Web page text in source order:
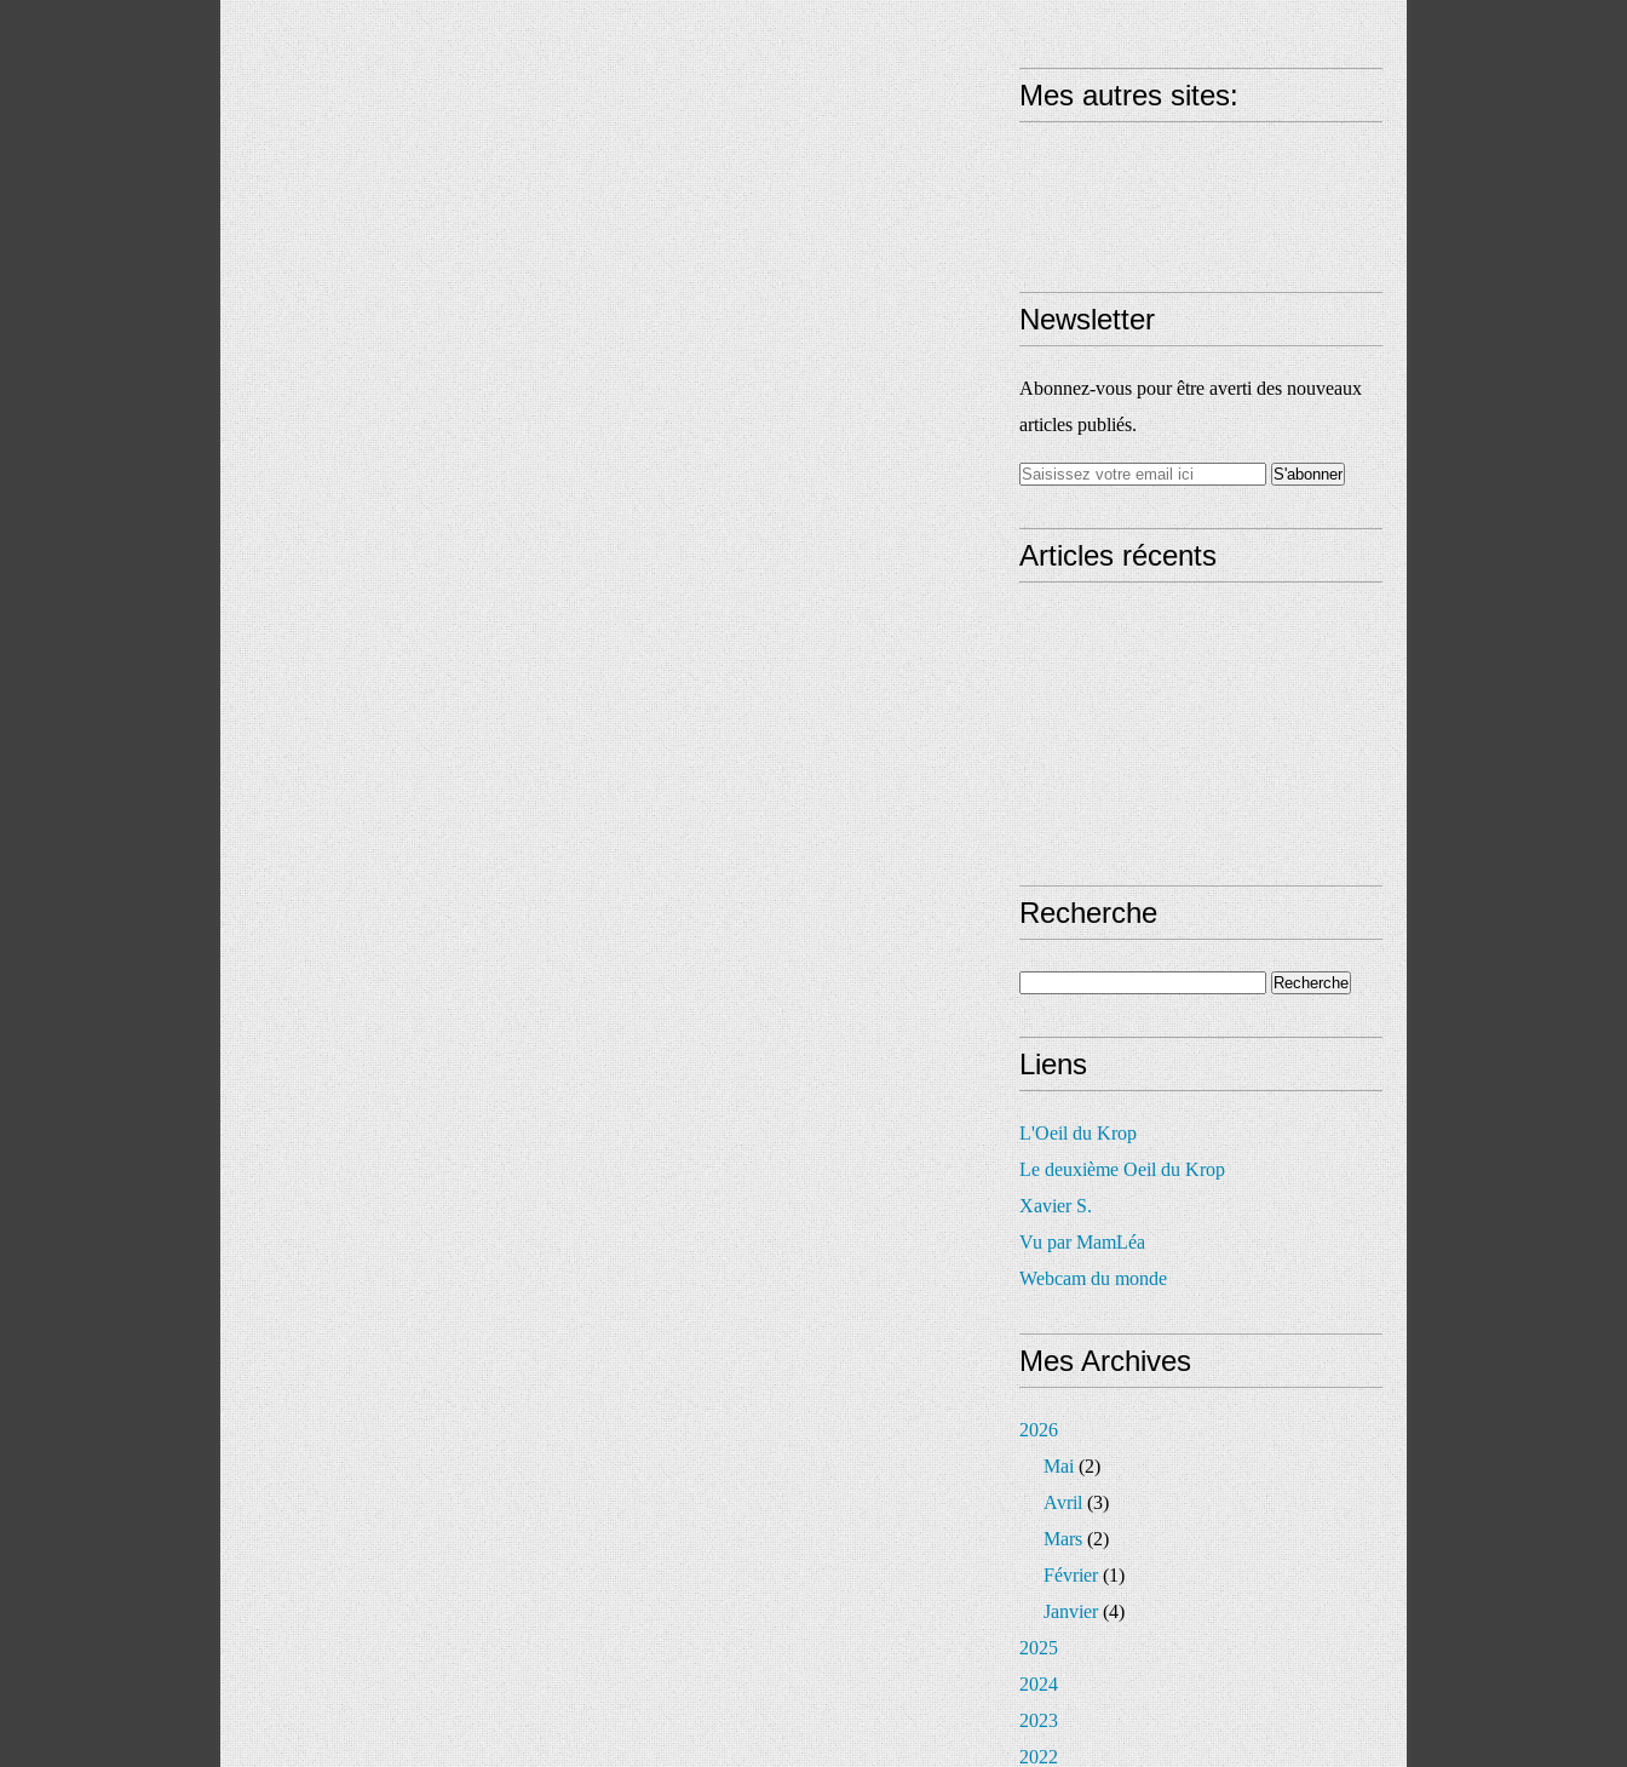
Mes autres sites:
Newsletter
Abonnez-vous pour être averti des nouveaux
articles publiés.
Articles récents
Recherche
Liens
L'Oeil du Krop
Le deuxième Oeil du Krop
Xavier S.
Vu par MamLéa
Webcam du monde
Mes Archives
2026
Mai(2)
Avril(3)
Mars(2)
Février(1)
Janvier(4)
2025
2024
2023
2022